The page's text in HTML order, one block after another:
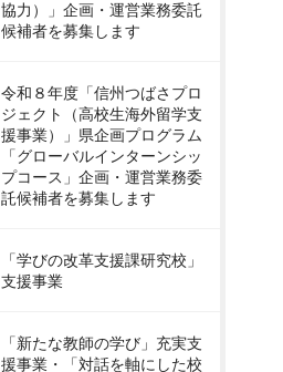
協力）」企画・運営業務委託
候補者を募集します
令和８年度「信州つばさプロ
ジェクト（高校生海外留学支
援事業）」県企画プログラム
「グローバルインターンシッ
プコース」企画・運営業務委
託候補者を募集します
「学びの改革支援課研究校」
支援事業
「新たな教師の学び」充実支
援事業・「対話を軸にした校